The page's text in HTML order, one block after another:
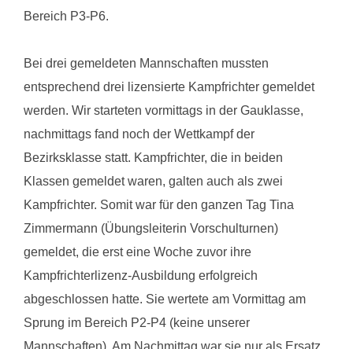
Bereich P3-P6.
Bei drei gemeldeten Mannschaften mussten
entsprechend drei lizensierte Kampfrichter gemeldet
werden. Wir starteten vormittags in der Gauklasse,
nachmittags fand noch der Wettkampf der
Bezirksklasse statt. Kampfrichter, die in beiden
Klassen gemeldet waren, galten auch als zwei
Kampfrichter. Somit war für den ganzen Tag Tina
Zimmermann (Übungsleiterin Vorschulturnen)
gemeldet, die erst eine Woche zuvor ihre
Kampfrichterlizenz-Ausbildung erfolgreich
abgeschlossen hatte. Sie wertete am Vormittag am
Sprung im Bereich P2-P4 (keine unserer
Mannschaften). Am Nachmittag war sie nur als Ersatz